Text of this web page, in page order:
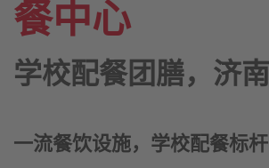
餐中心
学校配餐团膳，济南